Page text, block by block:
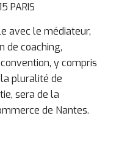
PARIS
avec le médiateur,
de coaching,
y compris
pluralité de
sera de la
de Nantes.